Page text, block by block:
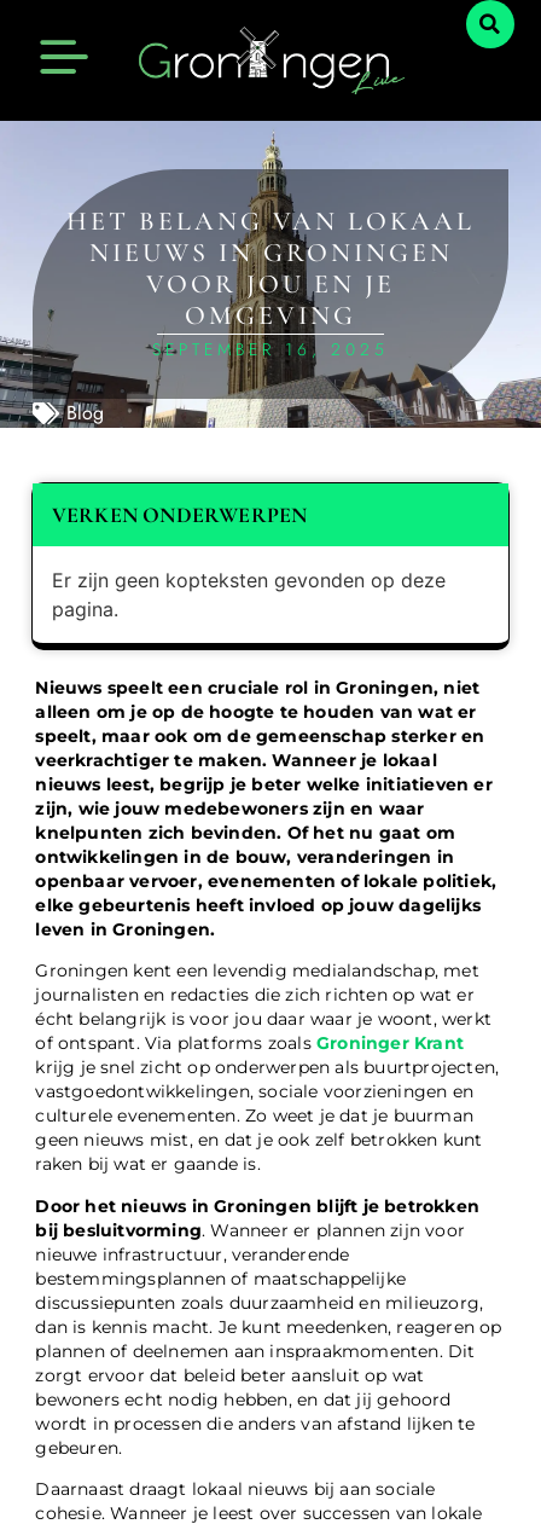
HET BELANG VAN LOKAAL
NIEUWS IN GRONINGEN
VOOR JOU EN JE
OMGEVING
SEPTEMBER 16, 2025
Blog
Nieuws speelt een cruciale rol in Groningen, niet
alleen om je op de hoogte te houden van wat er
speelt, maar ook om de gemeenschap sterker en
veerkrachtiger te maken. Wanneer je lokaal
nieuws leest, begrijp je beter welke initiatieven er
zijn, wie jouw medebewoners zijn en waar
knelpunten zich bevinden. Of het nu gaat om
ontwikkelingen in de bouw, veranderingen in
openbaar vervoer, evenementen of lokale politiek,
elke gebeurtenis heeft invloed op jouw dagelijks
leven in Groningen.
Groningen kent een levendig medialandschap, met
journalisten en redacties die zich richten op wat er
écht belangrijk is voor jou daar waar je woont, werkt
of ontspant. Via platforms zoalsGroninger Krant
krijg je snel zicht op onderwerpen als buurtprojecten,
vastgoedontwikkelingen, sociale voorzieningen en
culturele evenementen. Zo weet je dat je buurman
geen nieuws mist, en dat je ook zelf betrokken kunt
raken bij wat er gaande is.
Door het nieuws in Groningen blijft je betrokken
bij besluitvorming. Wanneer er plannen zijn voor
nieuwe infrastructuur, veranderende
bestemmingsplannen of maatschappelijke
discussiepunten zoals duurzaamheid en milieuzorg,
dan is kennis macht. Je kunt meedenken, reageren op
plannen of deelnemen aan inspraakmomenten. Dit
zorgt ervoor dat beleid beter aansluit op wat
bewoners echt nodig hebben, en dat jij gehoord
wordt in processen die anders van afstand lijken te
gebeuren.
Daarnaast draagt lokaal nieuws bij aan sociale
cohesie. Wanneer je leest over successen van lokale
VERKEN ONDERWERPEN
Er zijn geen kopteksten gevonden op deze
pagina.